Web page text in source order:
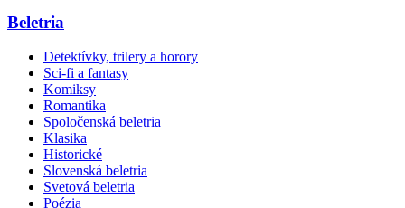
Beletria
Detektívky, trilery a horory
Sci-fi a fantasy
Komiksy
Romantika
Spoločenská beletria
Klasika
Historické
Slovenská beletria
Svetová beletria
Poézia